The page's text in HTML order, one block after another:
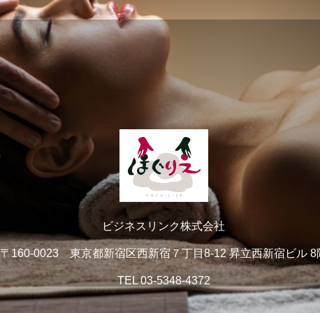
ビジネスリンク株式会社
〒160-0023 東京都新宿区西新宿７丁目8-12 昇立西新宿ビル 8
TEL03-5348-4372